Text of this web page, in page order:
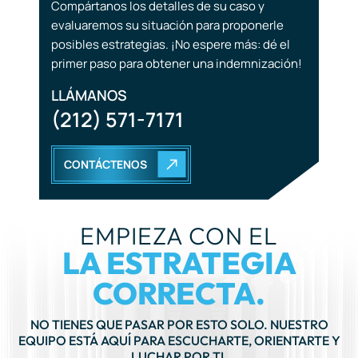
LLÁMANOS
(212) 571-7171
CONTÁCTENOS
EMPIEZA CON EL
LA ESTRATEGIA
CORRECTA.
NO TIENES QUE PASAR POR ESTO SOLO. NUESTRO
EQUIPO ESTÁ AQUÍ PARA ESCUCHARTE, ORIENTARTE Y
LUCHAR POR TI.
PROGRAMAR UNA CONSULTA
LLÁMANOS AHORA
(212) 571-7171